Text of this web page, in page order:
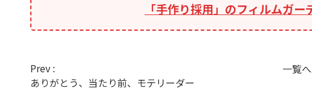
「手作り採用」のフィルムガ
Prev :
ありがとう、当たり前、モテリーダー
一覧